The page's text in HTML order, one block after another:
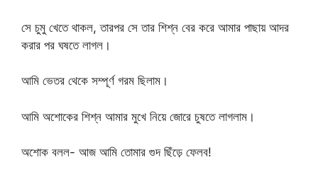
সে চুমু খেতে থাকল, তারপর সে তার শিশ্ন বের করে আমার পাছায় আদর
করার পর ঘষতে লাগল।
আমি ভেতর থেকে সম্পূর্ণ গরম ছিলাম।
আমি অশোকের শিশ্ন আমার মুখে নিয়ে জোরে চুষতে লাগলাম।
অশোক বলল- আজ আমি তোমার গুদ ছিঁড়ে ফেলব!